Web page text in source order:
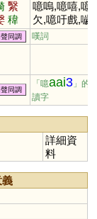
繄
稦
噫嗚,噫嘻,噫
欠,噫吁戲,噦
嚏咳
聲同調 嘆詞
聲同調
「噫aai3 」的
讀字
詳細資
料